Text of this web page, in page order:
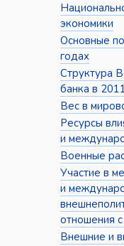
экономики
Основные
годах
Структура
банка в
Вес в
Ресурсы
и
Военные
Участие в
и
отношения
Внешние и